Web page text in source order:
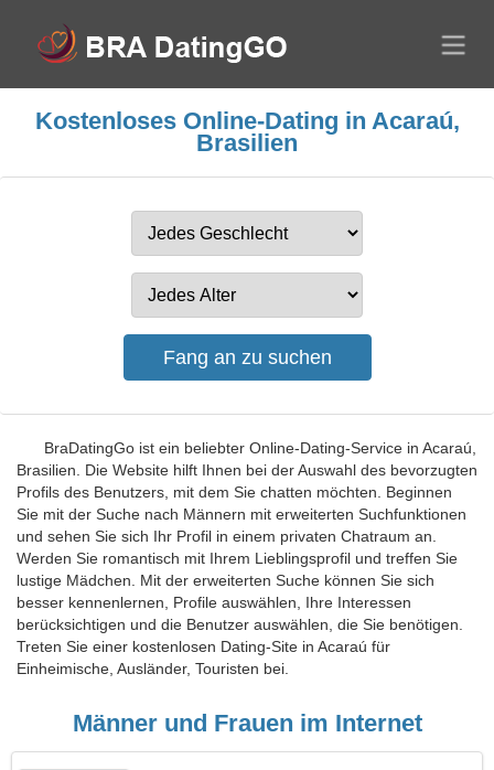
Kostenloses Online-Dating in Acaraú,
Brasilien
BraDatingGo ist ein beliebter Online-Dating-Service in Acaraú,
Brasilien. Die Website hilft Ihnen bei der Auswahl des bevorzugten
Profils des Benutzers, mit dem Sie chatten möchten. Beginnen
Sie mit der Suche nach Männern mit erweiterten Suchfunktionen
und sehen Sie sich Ihr Profil in einem privaten Chatraum an.
Werden Sie romantisch mit Ihrem Lieblingsprofil und treffen Sie
lustige Mädchen. Mit der erweiterten Suche können Sie sich
besser kennenlernen, Profile auswählen, Ihre Interessen
berücksichtigen und die Benutzer auswählen, die Sie benötigen.
Treten Sie einer kostenlosen Dating-Site in Acaraú für
Einheimische, Ausländer, Touristen bei.
Männer und Frauen im Internet